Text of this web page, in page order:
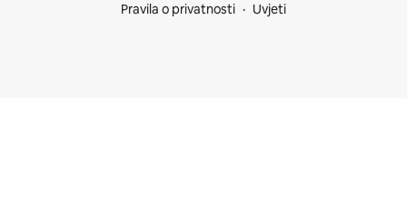
Pravila o privatnosti
Uvjeti